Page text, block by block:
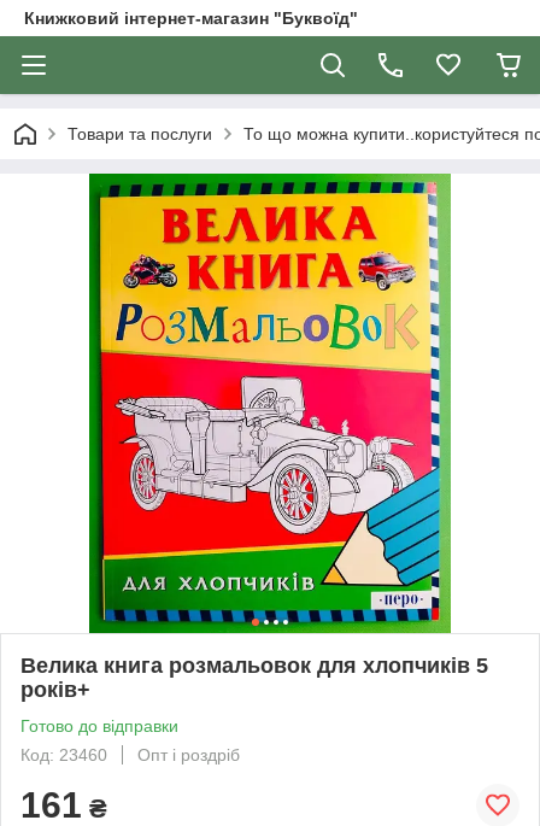
Книжковий інтернет-магазин "Буквоїд"
Товари та послуги То що можна купити..користуйтеся
Велика книга розмальовок для хлопчиків 5
років+
Готово до відправки
Код: 23460
Опт і роздріб
161 ₴